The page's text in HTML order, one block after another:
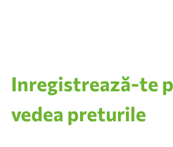
Inregistrează-te
vedea preturile